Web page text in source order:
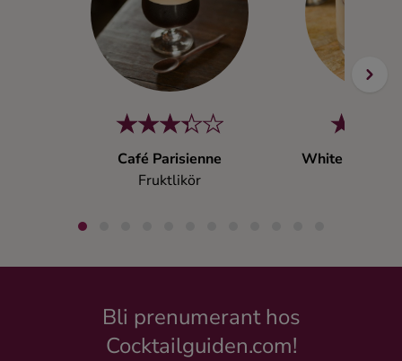
Café Parisienne
Fruktlikör
White Pear on
Bli prenumerant hos
Cocktailguiden.com!